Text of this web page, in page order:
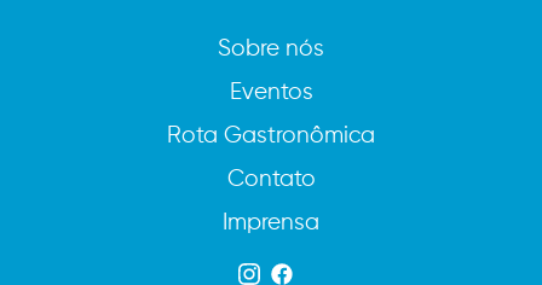
Sobre nós
Eventos
Rota Gastronômica
Contato
Imprensa